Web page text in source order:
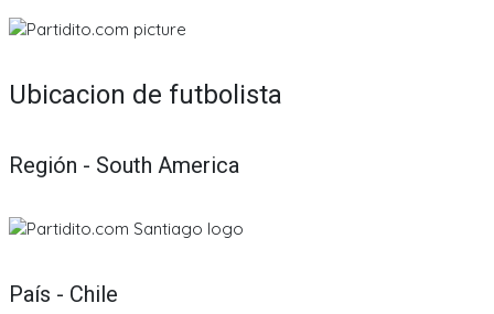
Ubicacion de futbolista
Región - South America
País - Chile